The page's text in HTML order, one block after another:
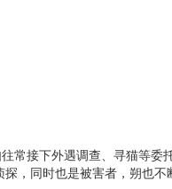
接下外遇调查、寻猫等
，同时也是被害者，朔也不